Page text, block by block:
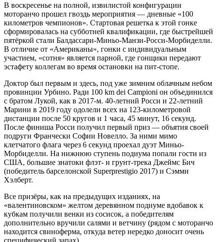
В воскресенье на полной, извилистой конфигурации
моторанчо прошел гвоздь мероприятия — дневные «100
километров чемпионов». Стартовая решетка к этой гонке
сформировалась на субботней квалификации, где быстрейшей
пятёркой стали Балдассари-Миньо-Манзи-Росси-Морбиделли.
В отличие от «Американы», гонки с индивидуальным
участием, «сотня» является парной, где гонщики передают
эстафету коллегам во время остановки на пит-стопе.
Доктор был первым и здесь, под уже зимним облачным небом
провинции Урбино. Ради 100 km dei Campioni он объединился
с братом Лукой, как в 2017-м. 40-летний Росси и 22-летний
Марини в 2019 году одолели всех на 123-километровой
дистанции после 50 кругов и 1 часа, 45 минут, 16 секунд.
После финиша Росси получил первый приз — объятия своей
подруги Франчески Софии Новелло. За ними мимо
клетчатого флага через 6 секунд проехал дуэт Миньо-
Морбиделли. На нижнюю ступень подиума попали гости из
США, большие знатоки флэт- и грунт-трека Джеймс Бич
(победитель барселонской Superprestigio 2017) и Сэмми
Хэлберт.
Все призёры, как на предыдущих изданиях, на
«валентиновском» желтом деревянном подиуме вдобавок к
кубкам получили венки из сосисок, а победителям
дополнительно вручили салями и ветчину (рядом с моторанчо
находится свиноферма, откуда ветер нередко доносит очень
специфический запах).